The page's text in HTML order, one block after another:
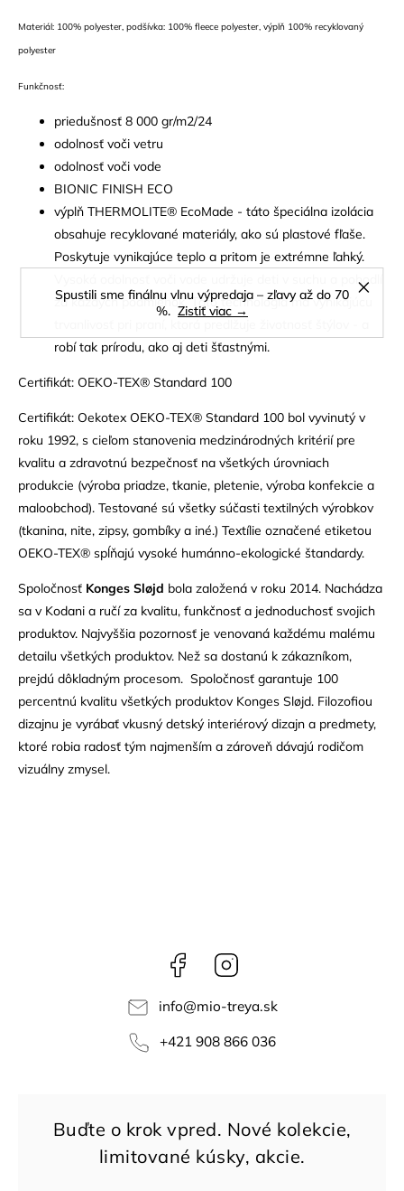
Spustili sme finálnu vlnu výpredaja – zľavy až do 70
%. Zistiť viac →
Materiál: 100% polyester, podšívka: 100% fleece polyester, výplň 100% recyklovaný
polyester
Funkčnosť:
priedušnosť 8 000 gr/m2/24
odolnosť voči vetru
odolnosť voči vode
BIONIC FINISH ECO
výplň THERMOLITE® EcoMade - táto špeciálna izolácia
obsahuje recyklované materiály, ako sú plastové fľaše.
Poskytuje vynikajúce teplo a pritom je extrémne ľahký.
Vysoká odolnosť voči vode udržuje deti v suchu a pohodlí
za každých podmienok. Táto technológia má vynikajúcu
robí tak prírodu, ako aj deti šťastnými.
Certifikát: OEKO-TEX® Standard 100
Certifikát: Oekotex OEKO-TEX® Standard 100 bol vyvinutý v
roku 1992, s cieľom stanovenia medzinárodných kritérií pre
kvalitu a zdravotnú bezpečnosť na všetkých úrovniach
produkcie (výroba priadze, tkanie, pletenie, výroba konfekcie a
maloobchod). Testované sú všetky súčasti textilných výrobkov
(tkanina, nite, zipsy, gombíky a iné.) Textílie označené etiketou
OEKO-TEX® spĺňajú vysoké humánno-ekologické štandardy.
Spoločnosť Konges Sløjd bola založená v roku 2014. Nachádza
sa v Kodani a ručí za kvalitu, funkčnosť a jednoduchosť svojich
produktov. Najvyššia pozornosť je venovaná každému malému
detailu všetkých produktov. Než sa dostanú k zákazníkom,
prejdú dôkladným procesom. Spoločnosť garantuje 100
percentnú kvalitu všetkých produktov Konges Sløjd. Filozofiou
dizajnu je vyrábať vkusný detský interiérový dizajn a predmety,
ktoré robia radosť tým najmenším a zároveň dávajú rodičom
vizuálny zmysel.
Facebook
info@mio-treya.sk
+421 908 866 036